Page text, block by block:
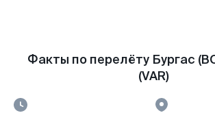
Факты по перелёту Бургас
(VAR)